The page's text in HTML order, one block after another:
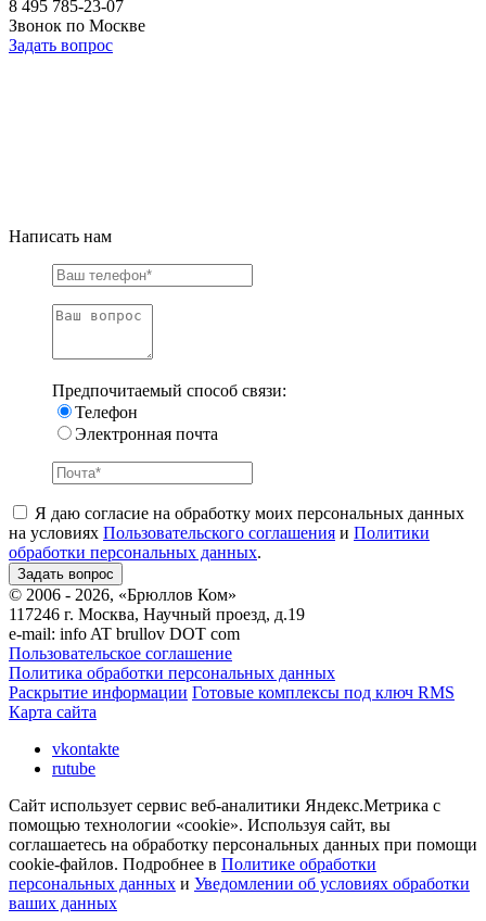
8 495 785-23-07
Звонок по Москве
Задать вопрос
Написать нам
Предпочитаемый способ связи:
Телефон
Электронная почта
Я даю согласие на обработку моих персональных данных
на условиях Пользовательского соглашения и Политики
обработки персональных данных.
© 2006 - 2026, «Брюллов Ком»
117246 г. Москва, Научный проезд, д.19
e-mail: info AT brullov DOT com
Пользовательское соглашение
Политика обработки персональных данных
Раскрытие информации Готовые комплексы под ключ RMS
Карта сайта
vkontakte
rutube
Сайт использует сервис веб-аналитики Яндекс.Метрика с
помощью технологии «cookie». Используя сайт, вы
соглашаетесь на обработку персональных данных при помощи
cookie-файлов. Подробнее в Политике обработки
персональных данных и Уведомлении об условиях обработки
ваших данных